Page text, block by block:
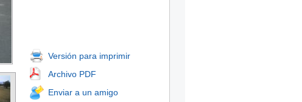
Versión para imprimir
Archivo PDF
Enviar a un amigo